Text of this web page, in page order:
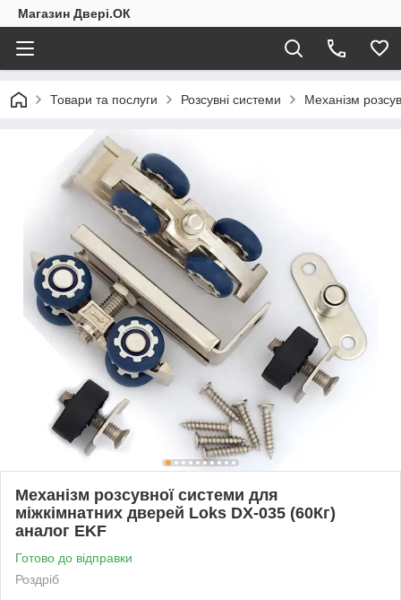
Магазин Двері.ОК
Товари та послуги Розсувні системи Механізм
Механізм розсувної системи для
міжкімнатних дверей Loks DX-035 (60Кг)
аналог EKF
Готово до відправки
Роздріб